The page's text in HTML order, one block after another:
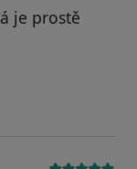
je prostě